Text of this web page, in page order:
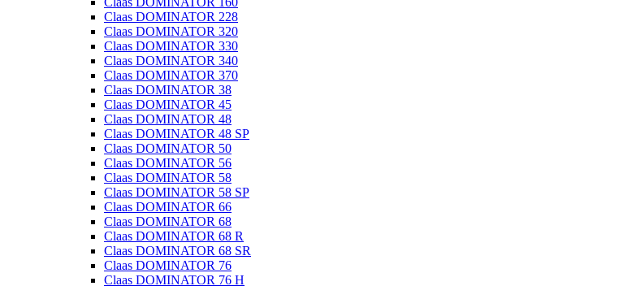
Claas DOMINATOR 228
Claas DOMINATOR 320
Claas DOMINATOR 330
Claas DOMINATOR 340
Claas DOMINATOR 370
Claas DOMINATOR 38
Claas DOMINATOR 45
Claas DOMINATOR 48
Claas DOMINATOR 48 SP
Claas DOMINATOR 50
Claas DOMINATOR 56
Claas DOMINATOR 58
Claas DOMINATOR 58 SP
Claas DOMINATOR 66
Claas DOMINATOR 68
Claas DOMINATOR 68 R
Claas DOMINATOR 68 SR
Claas DOMINATOR 76
Claas DOMINATOR 76 H